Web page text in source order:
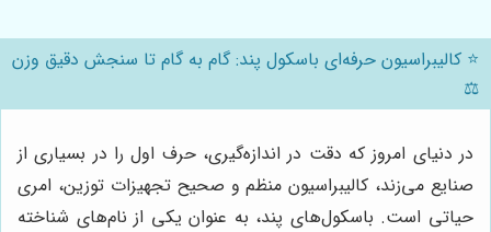
⭐️ کالیبراسیون حرفه‌ای باسکول پند: گام به گام تا سنجش دقیق وزن
⚖️
در دنیای امروز که دقت در اندازه‌گیری، حرف اول را در بسیاری از
صنایع می‌زند، کالیبراسیون منظم و صحیح تجهیزات توزین، امری
حیاتی است. باسکول‌های پند، به عنوان یکی از نام‌های شناخته